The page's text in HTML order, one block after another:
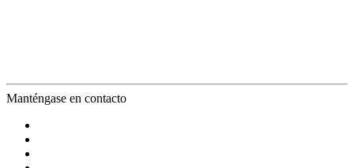
Manténgase en contacto